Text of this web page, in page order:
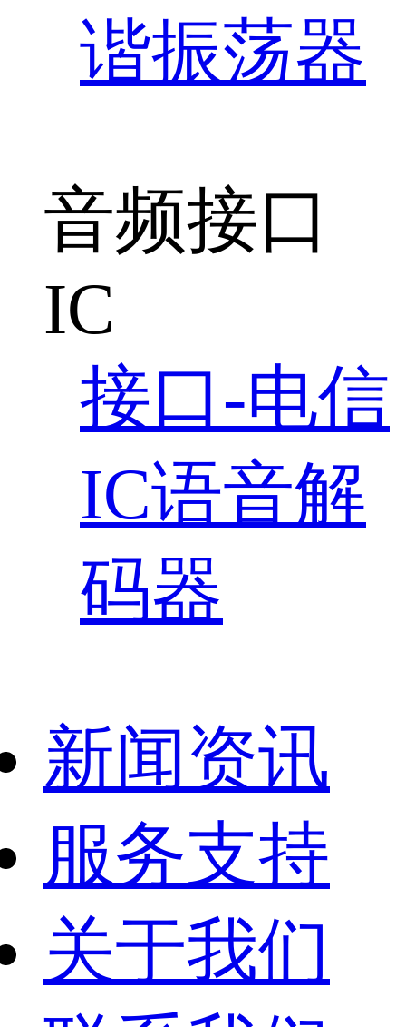
谐振荡器
音频接口
IC
接口-电信
IC语音解
码器
新闻资讯
服务支持
关于我们